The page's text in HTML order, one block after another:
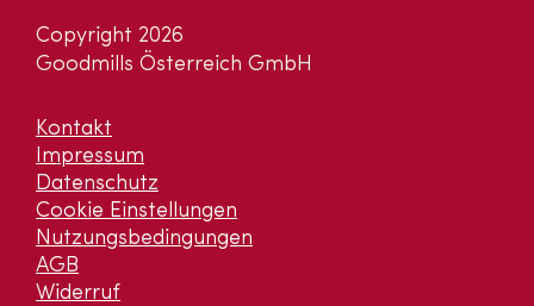
Copyright 2026
Goodmills Österreich GmbH
Kontakt
Impressum
Datenschutz
Cookie Einstellungen
Nutzungsbedingungen
AGB
Widerruf